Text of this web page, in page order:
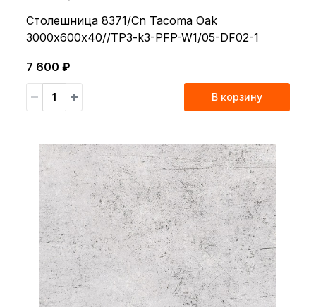
Столешница 8371/Cn Tacoma Oak
3000х600х40//TP3-k3-PFP-W1/05-DF02-1
7 600 ₽
В корзину